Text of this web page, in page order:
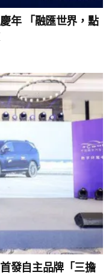
年 「融匯世界，點
發自主品牌「三擔